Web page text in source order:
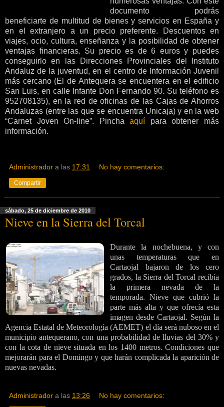
documento podrás
beneficiarte de multitud de bienes y servicios en España y
en el extranjero a un precio preferente. Descuentos en
viajes, ocio, cultura, enseñanza y la posibilidad de obtener
ventajas financieras. Su precio es de 6 euros y puedes
conseguirlo en las Direcciones Provinciales del Instituto
Andaluz de la juventud, en el centro de Información Juvenil
más cercano (El de Antequera se encuentera en el edificio
San Luis, en calle Infante Don Fernando 90. Su teléfono es
952708135), en la red de oficinas de las Cajas de Ahorros
Andaluzas (entre las que se encuentra Unicaja) y en la web
“Carnet Joven On-line”. Pinchaaquí para obtener más
información.
Administrador a las 17:31 No hay comentarios:
Compartir
sábado, 25 de diciembre de 2010
Nieve en la Sierra del Torcal
Durante la nochebuena, y con
unas temperaturas que en
Cartaojal bajaron de los cero
grados, la Sierra del Torcal recibía
la primera nevada de la
temporada. Nieve que cubrió la
parte más alta y que ofrecía esta
imagen desde Cartaojal. Según la
Agencia Estatal de Meteorología(AEMET) el día será nuboso en el
municipio antequerano, con una probabilidad de lluvias del 30% y
con la cota de nieve situada en los 1400 metros. Condiciones que
mejorarán para el Domingo y que harán complicada la aparición de
nuevas nevadas.
Administrador a las 13:26 No hay comentarios: